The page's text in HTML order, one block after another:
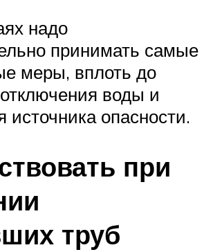
надо
принимать самые
меры, вплоть до
воды и
источника опасности.
при
труб